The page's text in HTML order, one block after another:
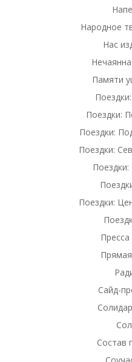
Народное
Нас
Памяти
Поездки:
Поездки:
Поездки:
Поездки:
Пресса
Сайд-
Состав